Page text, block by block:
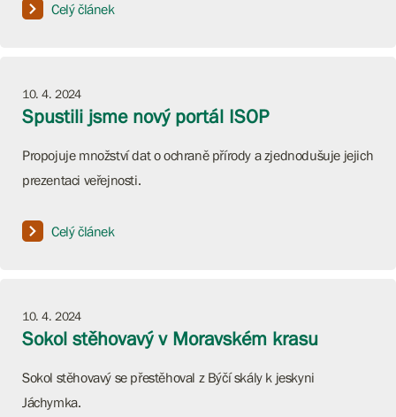
Celý článek
10. 4. 2024
Spustili jsme nový portál ISOP
Propojuje množství dat o ochraně přírody a zjednodušuje jejich
prezentaci veřejnosti.
Celý článek
10. 4. 2024
Sokol stěhovavý v Moravském krasu
Sokol stěhovavý se přestěhoval z Býčí skály k jeskyni
Jáchymka.